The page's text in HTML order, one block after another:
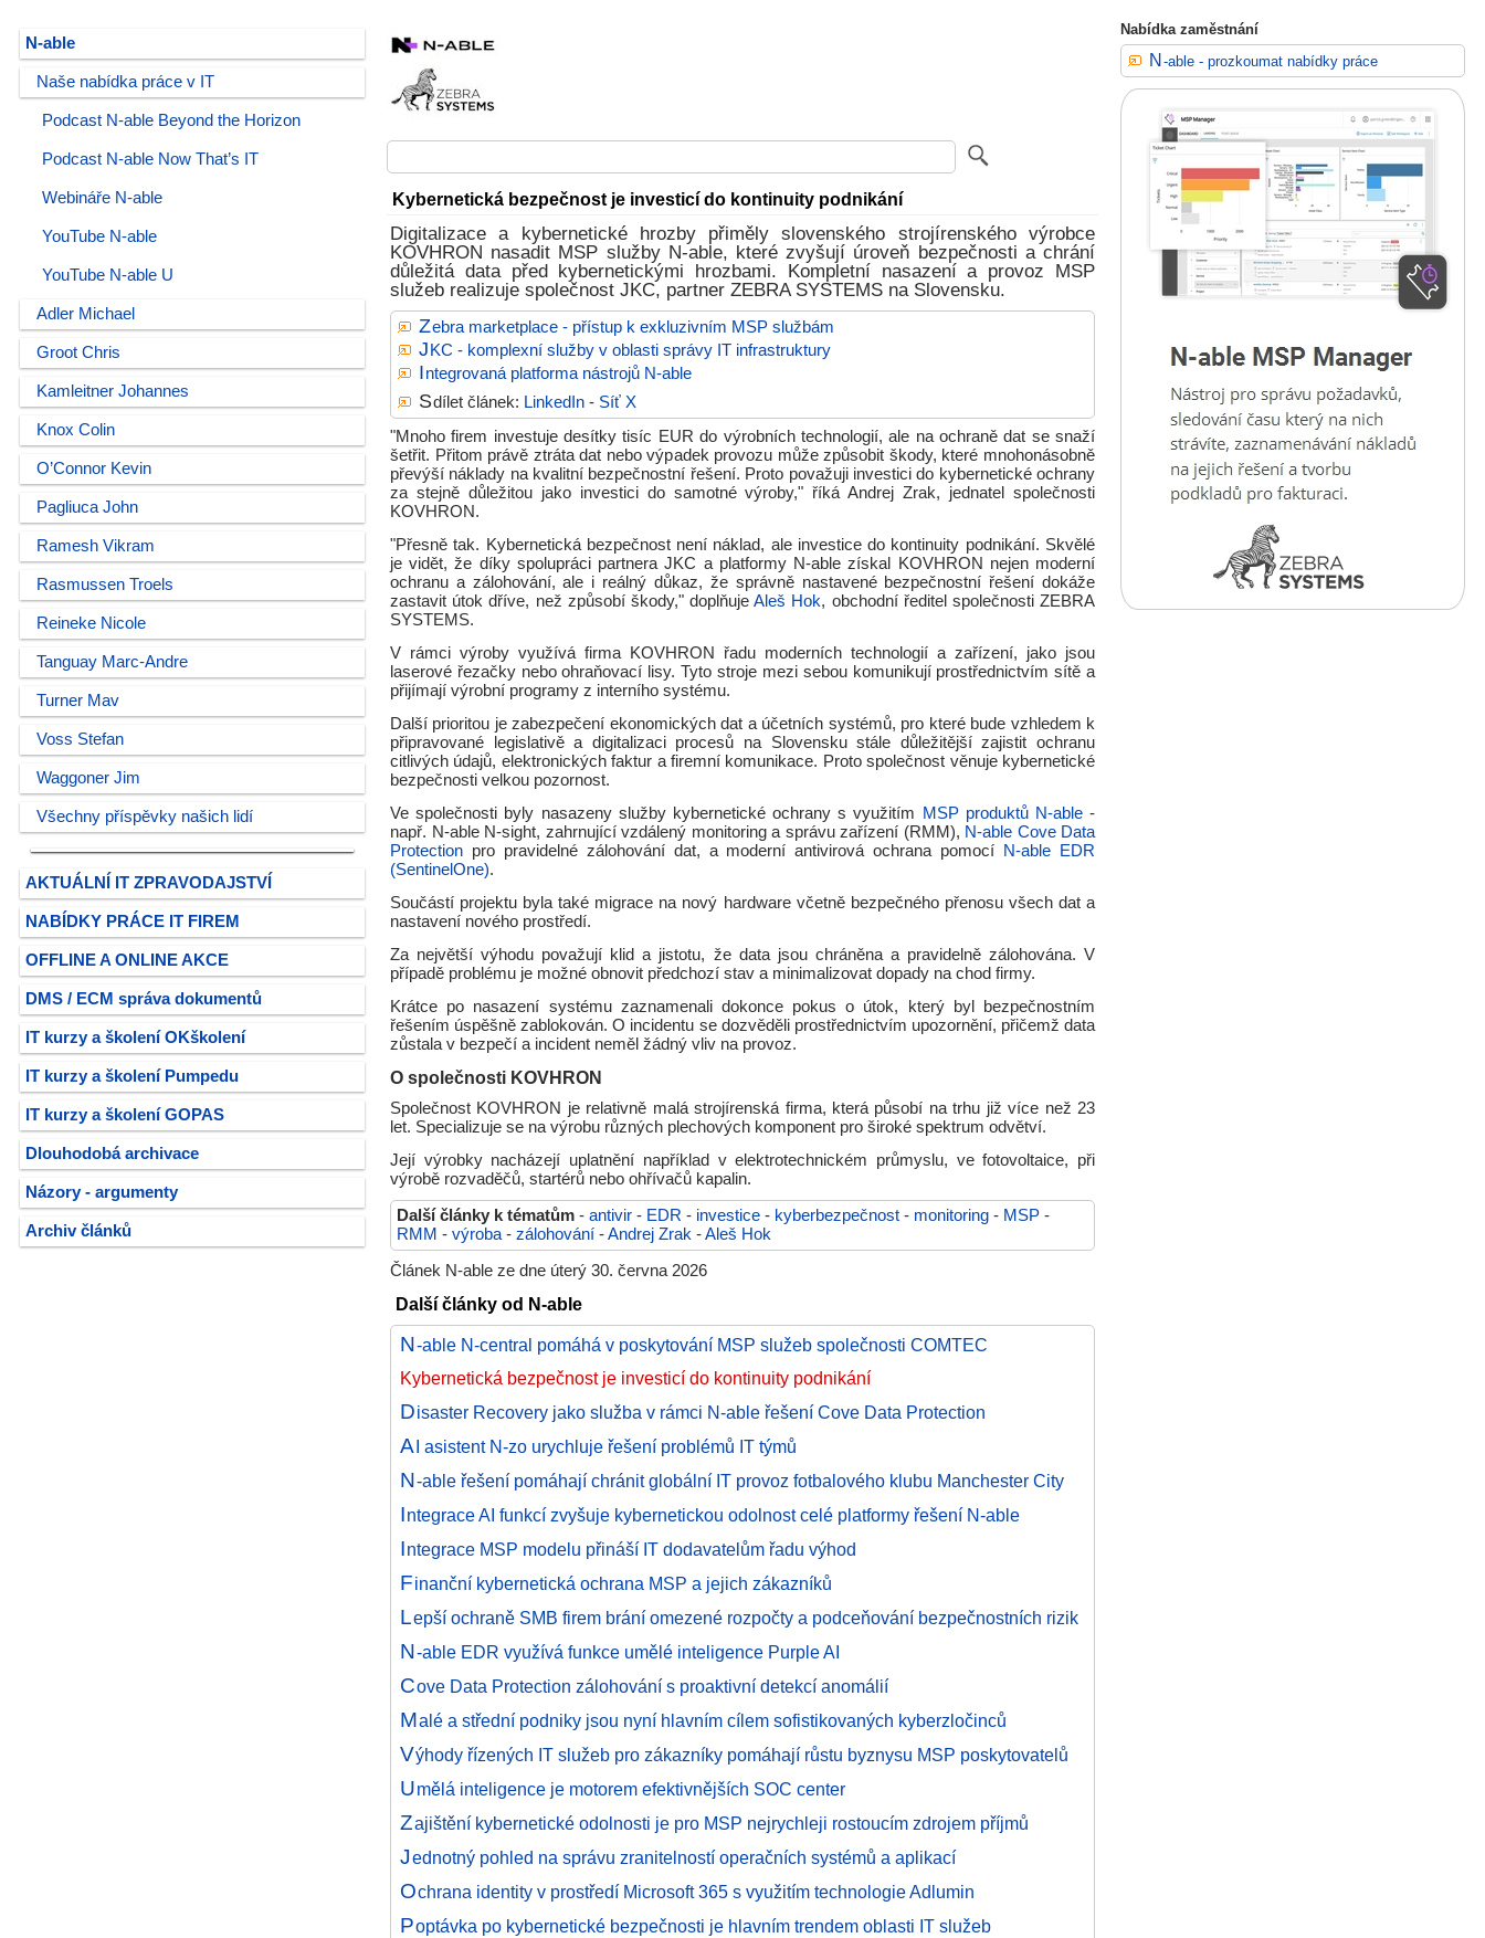
N-able
Naše nabídka práce v IT
Podcast N-able Beyond the Horizon
Podcast N-able Now That’s IT
Webináře N-able
YouTube N-able
YouTube N-able U
Adler Michael
Groot Chris
Kamleitner Johannes
Knox Colin
O’Connor Kevin
Pagliuca John
Ramesh Vikram
Rasmussen Troels
Reineke Nicole
Tanguay Marc-Andre
Turner Mav
Voss Stefan
Waggoner Jim
Všechny příspěvky našich lidí
AKTUÁLNÍ IT ZPRAVODAJSTVÍ
NABÍDKY PRÁCE IT FIREM
OFFLINE A ONLINE AKCE
DMS / ECM správa dokumentů
IT kurzy a školení OKškolení
IT kurzy a školení Pumpedu
IT kurzy a školení GOPAS
Dlouhodobá archivace
Názory - argumenty
Archiv článků
Kybernetická bezpečnost je investicí do kontinuity podnikání
Digitalizace a kybernetické hrozby přiměly slovenského strojírenského výrobce
KOVHRON nasadit MSP služby N-able, které zvyšují úroveň bezpečnosti a chrání
důležitá data před kybernetickými hrozbami. Kompletní nasazení a provoz MSP
služeb realizuje společnost JKC, partner ZEBRA SYSTEMS na Slovensku.
Zebra marketplace - přístup k exkluzivním MSP službám
J KC - komplexní služby v oblasti správy IT infrastruktury
Integrovaná platforma nástrojů N-able
Sdílet článek: LinkedIn- Síť X
"Mnoho firem investuje desítky tisíc EUR do výrobních technologií, ale na ochraně dat se snaží
šetřit. Přitom právě ztráta dat nebo výpadek provozu může způsobit škody, které mnohonásobně
převýší náklady na kvalitní bezpečnostní řešení. Proto považuji investici do kybernetické ochrany
za stejně důležitou jako investici do samotné výroby," říká Andrej Zrak, jednatel společnosti
KOVHRON.
"Přesně tak. Kybernetická bezpečnost není náklad, ale investice do kontinuity podnikání. Skvělé
je vidět, že díky spolupráci partnera JKC a platformy N-able získal KOVHRON nejen moderní
ochranu a zálohování, ale i reálný důkaz, že správně nastavené bezpečnostní řešení dokáže
zastavit útok dříve, než způsobí škody," doplňujeAleš Hok, obchodní ředitel společnosti ZEBRA
SYSTEMS.
V rámci výroby využívá firma KOVHRON řadu moderních technologií a zařízení, jako jsou
laserové řezačky nebo ohraňovací lisy. Tyto stroje mezi sebou komunikují prostřednictvím sítě a
přijímají výrobní programy z interního systému.
Další prioritou je zabezpečení ekonomických dat a účetních systémů, pro které bude vzhledem k
připravované legislativě a digitalizaci procesů na Slovensku stále důležitější zajistit ochranu
citlivých údajů, elektronických faktur a firemní komunikace. Proto společnost věnuje kybernetické
bezpečnosti velkou pozornost.
Ve společnosti byly nasazeny služby kybernetické ochrany s využitím
MSP produktů N-able-
např. N-able N-sight, zahrnující vzdálený monitoring a správu zařízení (RMM), N-able Cove Data
Protection pro pravidelné zálohování dat, a moderní antivirová ochrana pomocí
N-able EDR
(SentinelOne).
Součástí projektu byla také migrace na nový hardware včetně bezpečného přenosu všech dat a
nastavení nového prostředí.
Za největší výhodu považují klid a jistotu, že data jsou chráněna a pravidelně zálohována. V
případě problému je možné obnovit předchozí stav a minimalizovat dopady na chod firmy.
Krátce po nasazení systému zaznamenali dokonce pokus o útok, který byl bezpečnostním
řešením úspěšně zablokován. O incidentu se dozvěděli prostřednictvím upozornění, přičemž data
zůstala v bezpečí a incident neměl žádný vliv na provoz.
O společnosti KOVHRON
Společnost KOVHRON je relativně malá strojírenská firma, která působí na trhu již více než 23
let. Specializuje se na výrobu různých plechových komponent pro široké spektrum odvětví.
Její výrobky nacházejí uplatnění například v elektrotechnickém průmyslu, ve fotovoltaice, při
výrobě rozvaděčů, startérů nebo ohřívačů kapalin.
Další články k tématům - antivir - EDR - investice - kyberbezpečnost - monitoring - MSP -
RMM - výroba - zálohování -Andrej Zrak -Aleš Hok
Článek N-able ze dne úterý 30. června 2026
Další články od N-able
N-able N-central pomáhá v poskytování MSP služeb společnosti COMTEC
Kybernetická bezpečnost je investicí do kontinuity podnikání
Disaster Recovery jako služba v rámci N-able řešení Cove Data Protection
AI asistent N-zo urychluje řešení problémů IT týmů
N-able řešení pomáhají chránit globální IT provoz fotbalového klubu Manchester City
Integrace AI funkcí zvyšuje kybernetickou odolnost celé platformy řešení N-able
Integrace MSP modelu přináší IT dodavatelům řadu výhod
Finanční kybernetická ochrana MSP a jejich zákazníků
Lepší ochraně SMB firem brání omezené rozpočty a podceňování bezpečnostních rizik
N-able EDR využívá funkce umělé inteligence Purple AI
Cove Data Protection zálohování s proaktivní detekcí anomálií
Malé a střední podniky jsou nyní hlavním cílem sofistikovaných kyberzločinců
Výhody řízených IT služeb pro zákazníky pomáhají růstu byznysu MSP poskytovatelů
Umělá inteligence je motorem efektivnějších SOC center
Zajištění kybernetické odolnosti je pro MSP nejrychleji rostoucím zdrojem příjmů
Jednotný pohled na správu zranitelností operačních systémů a aplikací
Ochrana identity v prostředí Microsoft 365 s využitím technologie Adlumin
Poptávka po kybernetické bezpečnosti je hlavním trendem oblasti IT služeb
Nabídka zaměstnání
N-able - prozkoumat nabídky práce